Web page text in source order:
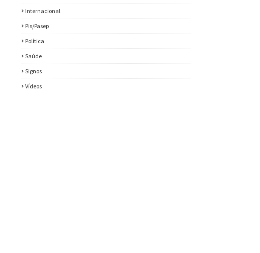
Internacional
Pis/Pasep
Política
Saúde
Signos
Vídeos